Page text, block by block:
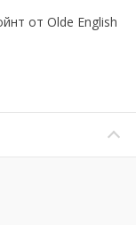
от Olde English